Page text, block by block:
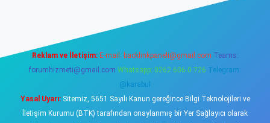
Reklam ve İletişim: E-mail: backlinkpaneli@gmail.com Teams:
forumhizmeti@gmail.com Whatsapp: 0262 606 0 726 Telegram:
@karabul
Yasal Uyarı:Sitemiz, 5651 Sayılı Kanun gereğince Bilgi Teknolojileri ve
İletişim Kurumu (BTK) tarafından onaylanmış bir Yer Sağlayıcı olarak